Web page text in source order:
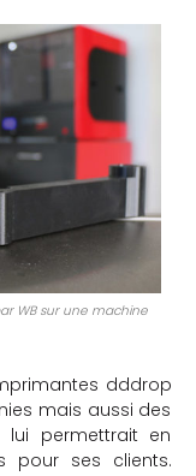
WB sur une machine
dddrop
mais aussi des
lui permettrait en
pour ses clients.